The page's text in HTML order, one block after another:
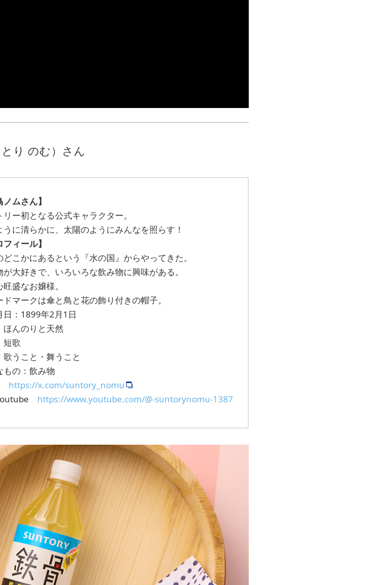
り のむ）さん
ノムさん】
リー初となる公式キャラクター。
うに清らかに、太陽のようにみんなを照らす！
フィール】
どこかにあるという『水の国』からやってきた。
が大好きで、いろいろな飲み物に興味がある。
盛なお嬢様。
ドマークは傘と鳥と花の飾り付きの帽子。
日：1899年2月1日
ほんのりと天然
短歌
歌うこと・舞うこと
もの：飲み物
https://x.com/suntory_nomu
https://www.youtube.com/@-suntorynomu-1387